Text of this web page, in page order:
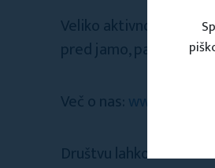
Veliko aktivnosti
pred jamo, pa tudi
Več o nas:
Društvu lahko sledite: